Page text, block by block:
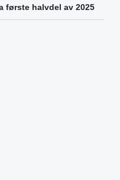
første halvdel av 2025